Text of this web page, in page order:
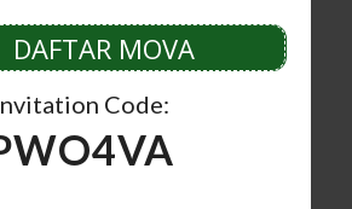
DAFTAR MOVA
Code: